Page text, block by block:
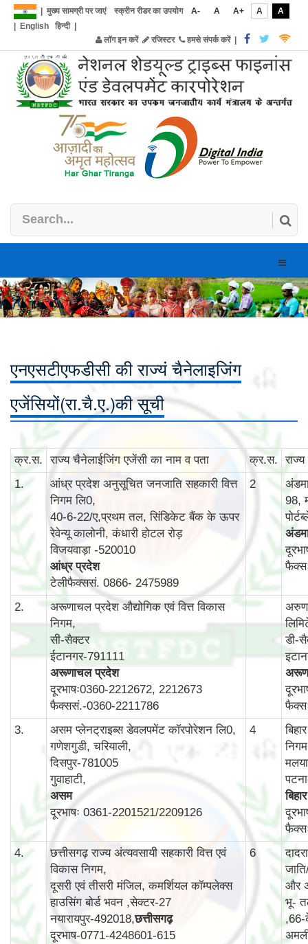
मुख्य सामग्री पर जाएं स्क्रीन रीडर का उपयोग A- A A+ A
A
English हिन्दी|
लॉग इन करें
रजिस्टर हमसे संपर्क करें|
Toggle
एनएसटीएफडीसी की राज्यं चैनेलाइजिंग
एजेंसियों(रा.चै.ए.)की सूची
क्र.स. राज्‍य चैनेलाईजिंग एजेंसी का नाम व पता क्र.स.
1.
आंध्र प्रदेश अनुसूचित जनजाति सहकारी वित्त
निगम लि0,
40-6-22/ए,प्रथम तल, सिंडिकेट बैंक के ऊपर
रेवेन्‍यू कालोनी, कंधारी होटल रोड़
विजयवाड़ा -520010
आंध्र प्रदेश
टेलीफैक्ससं. 0866- 2475989
2
98,
2.
अरूणाचल प्रदेश औद्योगिक एवं वित्त विकास
निगम,
सी-सैक्टर
ईटानगर-791111
अरूणाचल प्रदेश
दूरभाषः0360-2212672, 2212673
फैक्ससं.-0360-2211786
डी-
3.
असम प्लेनट्राइब्स डेवलपमेंट कॉरपोरेशन लि0,
गणेशगुडी, चरियाली,
दिसपुर-781005
गुवाहाटी,
असम
दूरभाषः 0361-2201521/2209126
4
बिहार
4.
छत्तीसगढ़ राज्य अंत्यवसायी सहकारी वित्त एवं
विकास निगम,
दूसरी एवं तीसरी मंजिल, कमर्शियल कॉम्‍पलेक्‍स
हाउसिंग बोर्ड भवन ,सेक्‍टर-27
नयारायपुर-492018,छत्तीसगढ़
दूरभाष-0771-4248601-615
6
और
भू-
,66-